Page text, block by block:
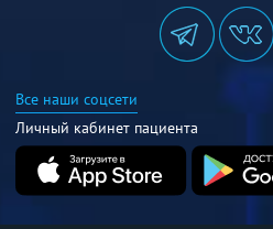
Все наши соцсети
Личный кабинет пациента